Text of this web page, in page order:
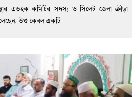
এডহক কমিটির সদস্য ও সিলেট জেলা ক্রীড়া
উশু কেবল একটি